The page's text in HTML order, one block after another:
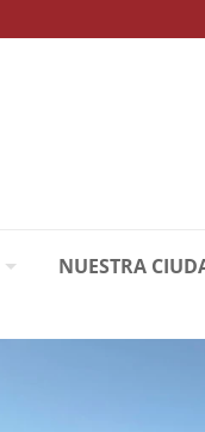
NUESTRA